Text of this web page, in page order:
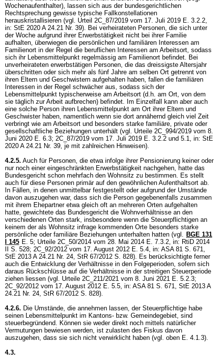
Wochenaufenthalter), lassen sich aus der bundesgerichtlichen
Rechtsprechung gewisse typische Fallkonstellationen
herauskristallisieren (vgl. Urteil 2C_87/2019 vom 17. Juli 2019 E. 3.2.2,
in: StE 2020 A 24.21 Nr. 39). Bei verheirateten Personen, die sich unter
der Woche aufgrund ihrer Erwerbstätigkeit nicht bei ihrer Familie
aufhalten, überwiegen die persönlichen und familiären Interessen am
Familienort in der Regel die beruflichen Interessen am Arbeitsort, sodass
sich ihr Lebensmittelpunkt regelmässig am Familienort befindet. Bei
unverheirateten erwerbstätigen Personen, die das dreissigste Altersjahr
überschritten oder sich mehr als fünf Jahre am selben Ort getrennt von
ihren Eltern und Geschwistern aufgehalten haben, fallen die familiären
Interessen in der Regel schwächer aus, sodass sich der
Lebensmittelpunkt typischerweise am Arbeitsort (d.h. am Ort, von dem
sie täglich zur Arbeit aufbrechen) befindet. Im Einzelfall kann aber auch
eine solche Person ihren Lebensmittelpunkt am Ort ihrer Eltern und
Geschwister haben, namentlich wenn sie dort annähernd gleich viel Zeit
verbringt wie am Arbeitsort und besonders starke familiäre, private oder
gesellschaftliche Beziehungen unterhält (vgl. Urteile 2C_994/2019 vom 8.
Juni 2020 E. 6.3; 2C_87/2019 vom 17. Juli 2019 E. 3.2.2 und 5.1, in: StE
2020 A 24.21 Nr. 39, je mit zahlreichen Hinweisen).
4.2.5. Auch für Personen, die etwa infolge ihrer Pensionierung keiner oder
nur noch einer eingeschränkten Erwerbstätigkeit nachgehen, hatte das
Bundesgericht schon mehrfach den Wohnsitz zu bestimmen. Es stellt
auch für diese Personen primär auf den gewöhnlichen Aufenthaltsort ab.
In Fällen, in denen unmittelbar festgestellt oder aufgrund der Umstände
davon auszugehen war, dass sich die Person gegebenenfalls zusammen
mit ihrem Ehepartner etwa gleich oft an mehreren Orten aufgehalten
hatte, gewichtete das Bundesgericht die Wohnverhältnisse an den
verschiedenen Orten stark, insbesondere wenn die Steuerpflichtigen an
keinem der als Wohnsitz infrage kommenden Orte besonders starke
persönliche oder familiäre Beziehungen unterhalten hatten (vgl. BGE 131
I 145 E. 5; Urteile 2C_50/2014 vom 28. Mai 2014 E. 7.3.2, in: RtiD 2014
II S. 528; 2C_92/2012 vom 17. August 2012 E. 5.4, in: ASA 81 S. 671,
StE 2013 A 24.21 Nr. 24, StR 67/2012 S. 828). Es berücksichtigte ferner
auch die Entwicklung der Verhältnisse in den Folgeperioden, sofern sich
daraus Rückschlüsse auf die Verhältnisse in der streitigen Steuerperiode
ziehen liessen (vgl. Urteile 2C_211/2021 vom 8. Juni 2021 E. 5.2.3;
2C_92/2012 vom 17. August 2012 E. 5.5, in: ASA 81 S. 671, StE 2013 A
24.21 Nr. 24, StR 67/2012 S. 828).
4.2.6. Die Umstände, die annehmen lassen, der Steuerpflichtige habe
seinen Lebensmittelpunkt im Kantons- bzw. Gemeindegebiet, sind
steuerbegründend. Können sie weder direkt noch mittels natürlicher
Vermutungen bewiesen werden, ist zulasten des Fiskus davon
auszugehen, dass sie sich nicht verwirklicht haben (vgl. oben E. 4.1.3).
4.3.